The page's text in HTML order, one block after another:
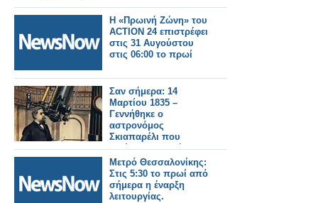
Η «Πρωινή Ζώνη» του
ACTION 24 επιστρέφει
στις 31 Αυγούστου
στις 06:00 το πρωί
Σαν σήμερα: 14
Μαρτίου 1835 –
Γεννήθηκε ο
αστρονόμος
Σκιαπαρέλι που
πρώτος υποστήριξε
την ύπαρξη ζωής
στον Αρη
Μετρό Θεσσαλονίκης:
Στις 5:30 το πρωί από
σήμερα η έναρξη
λειτουργίας.